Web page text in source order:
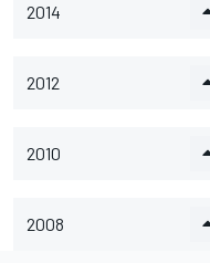
2014
2012
2010
2008